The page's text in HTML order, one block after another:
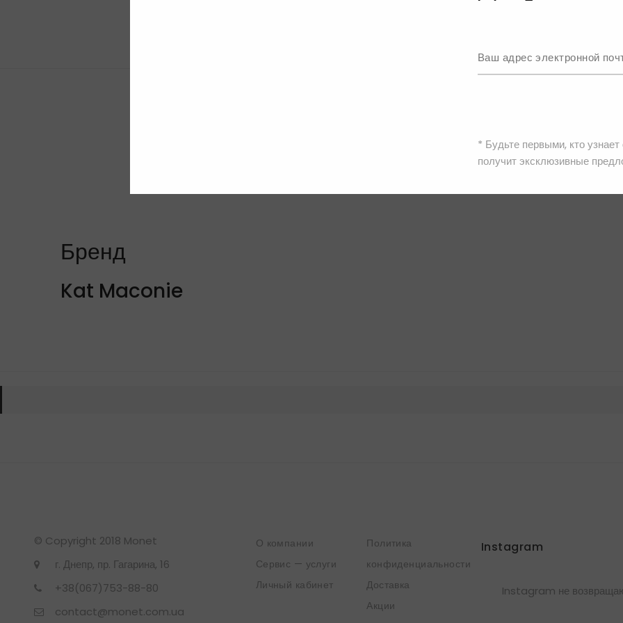
* Будьте первыми, кто
получит эксклюзивные
Детали
Бренд
Kat Maconie
© Copyright 2018 Monet
г. Днепр, пр. Гагарина, 16
+38(067)753-88-80
contact@monet.com.ua
О компании
Сервис — услуги
Личный кабинет
Политика
конфиденциальности
Доставка
Акции
Instagram
Instagram не